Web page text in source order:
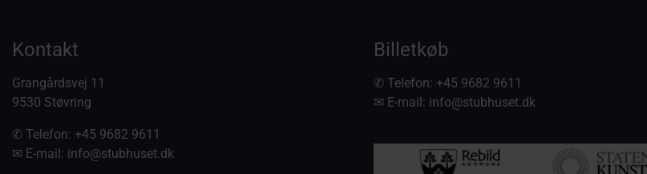
Kontakt
Grangårdsvej 11
9530 Støvring
✆ Telefon: +45 9682 9611
✉ E-mail: info@stubhuset.dk
Billetkøb
✆ Telefon: +45 9682 9611
✉ E-mail: info@stubhuset.dk
Arrangementer støttes af: